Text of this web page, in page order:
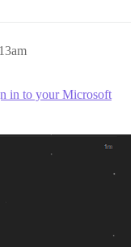
in to your Microsoft